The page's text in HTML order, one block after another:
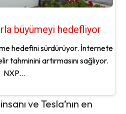
büyümeyi hedefliyor
hedefini sürdürüyor. İnternete
tahminini artırmasını sağlıyor.
NXP...
ve Tesla’nın en